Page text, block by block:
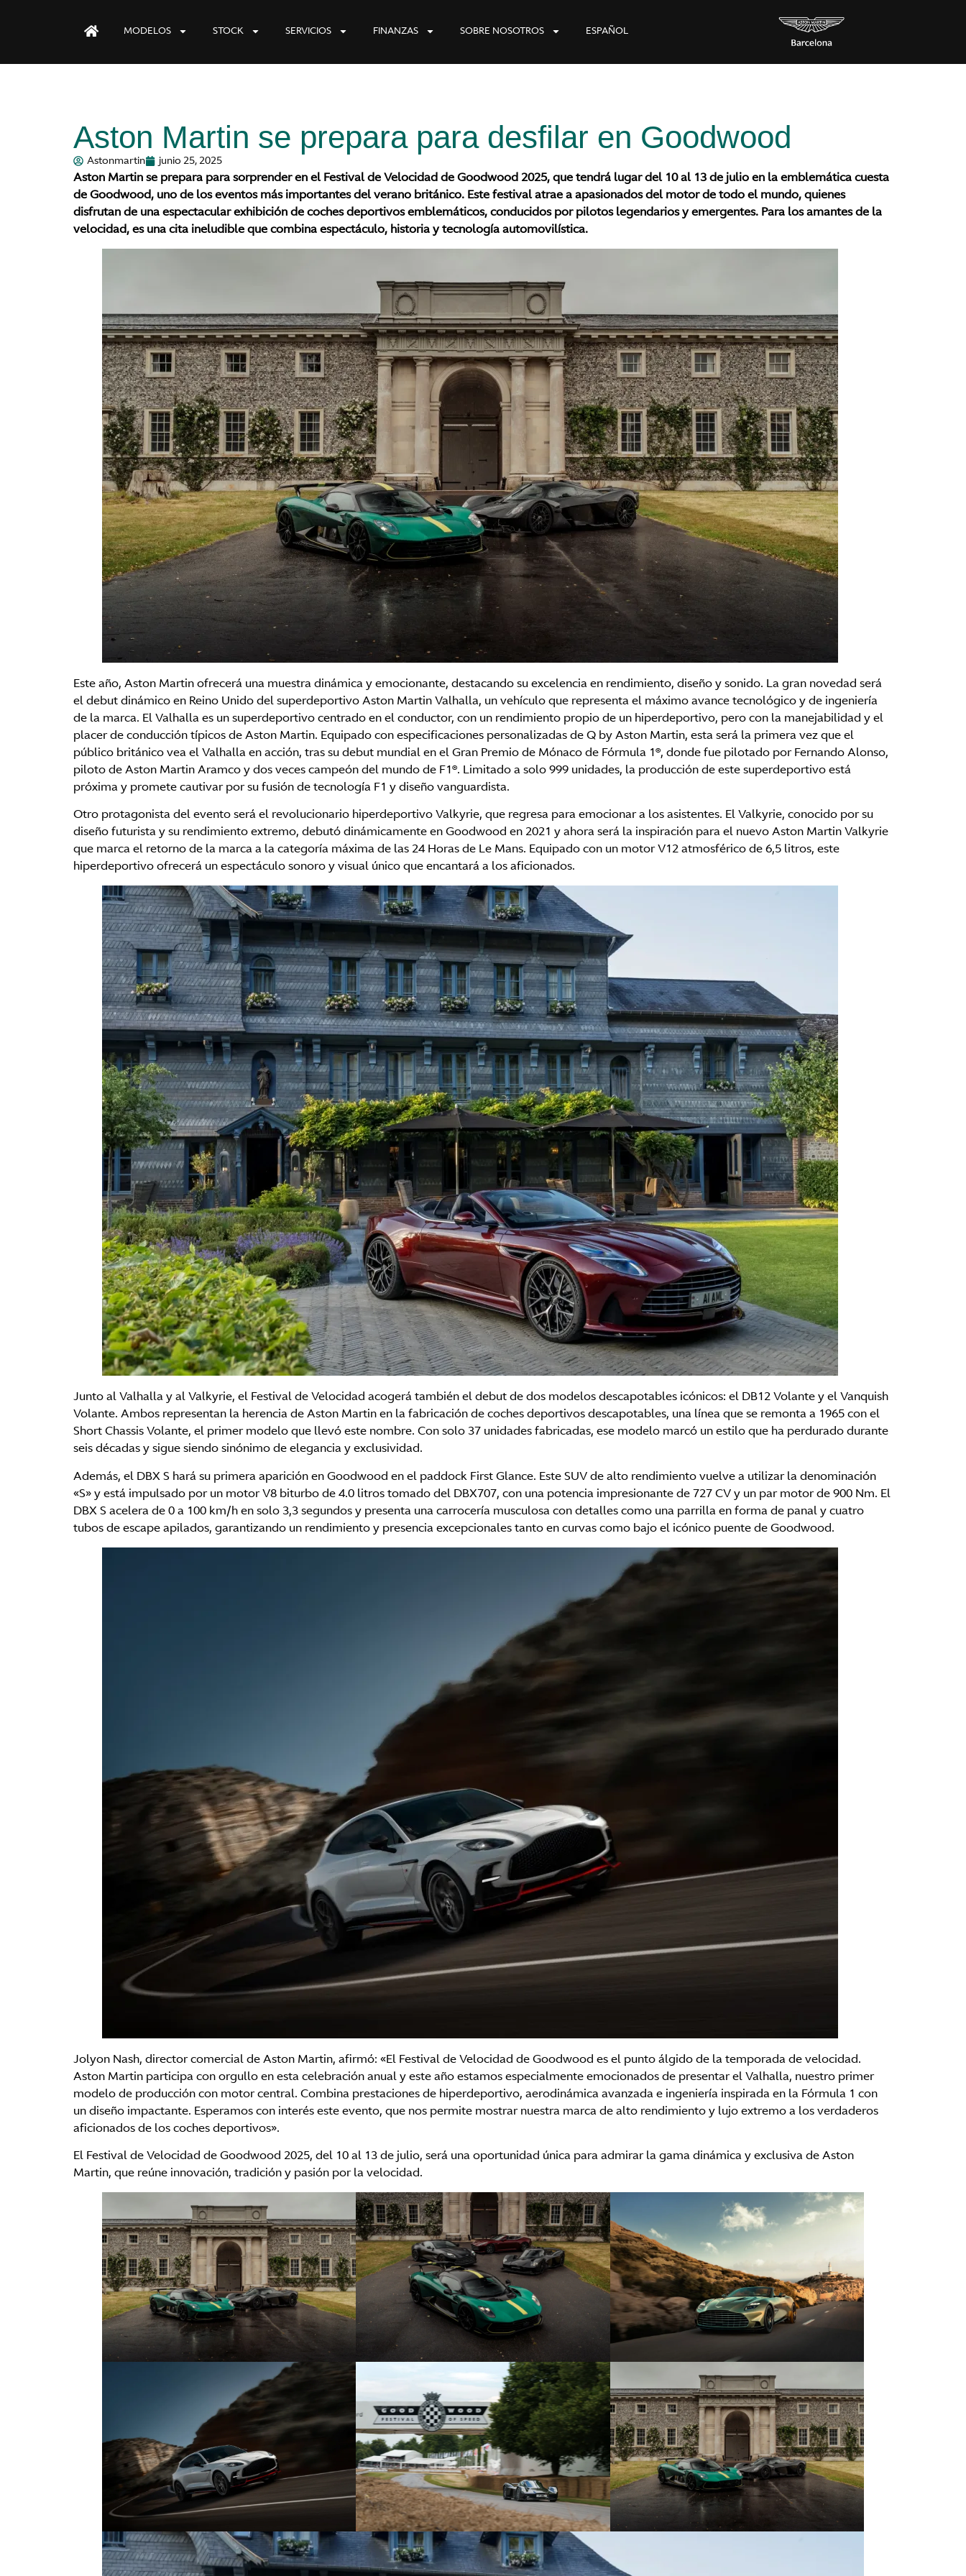
MODELOS STOCK SERVICIOS FINANZAS SOBRE NOSOTROS ESPAÑOL
Aston Martin se prepara para desfilar en Goodwood
Astonmartin junio 25, 2025
Aston Martin se prepara para sorprender en el Festival de Velocidad de Goodwood 2025, que tendrá lugar del 10 al 13 de julio en la emblemática cuesta
de Goodwood, uno de los eventos más importantes del verano británico. Este festival atrae a apasionados del motor de todo el mundo, quienes
disfrutan de una espectacular exhibición de coches deportivos emblemáticos, conducidos por pilotos legendarios y emergentes. Para los amantes de la
velocidad, es una cita ineludible que combina espectáculo, historia y tecnología automovilística.
Este año, Aston Martin ofrecerá una muestra dinámica y emocionante, destacando su excelencia en rendimiento, diseño y sonido. La gran novedad será
el debut dinámico en Reino Unido del superdeportivo Aston Martin Valhalla, un vehículo que representa el máximo avance tecnológico y de ingeniería
de la marca. El Valhalla es un superdeportivo centrado en el conductor, con un rendimiento propio de un hiperdeportivo, pero con la manejabilidad y el
placer de conducción típicos de Aston Martin. Equipado con especificaciones personalizadas de Q by Aston Martin, esta será la primera vez que el
público británico vea el Valhalla en acción, tras su debut mundial en el Gran Premio de Mónaco de Fórmula 1®, donde fue pilotado por Fernando Alonso,
piloto de Aston Martin Aramco y dos veces campeón del mundo de F1®. Limitado a solo 999 unidades, la producción de este superdeportivo está
próxima y promete cautivar por su fusión de tecnología F1 y diseño vanguardista.
Otro protagonista del evento será el revolucionario hiperdeportivo Valkyrie, que regresa para emocionar a los asistentes. El Valkyrie, conocido por su
diseño futurista y su rendimiento extremo, debutó dinámicamente en Goodwood en 2021 y ahora será la inspiración para el nuevo Aston Martin Valkyrie
que marca el retorno de la marca a la categoría máxima de las 24 Horas de Le Mans. Equipado con un motor V12 atmosférico de 6,5 litros, este
hiperdeportivo ofrecerá un espectáculo sonoro y visual único que encantará a los aficionados.
Junto al Valhalla y al Valkyrie, el Festival de Velocidad acogerá también el debut de dos modelos descapotables icónicos: el DB12 Volante y el Vanquish
Volante. Ambos representan la herencia de Aston Martin en la fabricación de coches deportivos descapotables, una línea que se remonta a 1965 con el
Short Chassis Volante, el primer modelo que llevó este nombre. Con solo 37 unidades fabricadas, ese modelo marcó un estilo que ha perdurado durante
seis décadas y sigue siendo sinónimo de elegancia y exclusividad.
Además, el DBX S hará su primera aparición en Goodwood en el paddock First Glance. Este SUV de alto rendimiento vuelve a utilizar la denominación
«S» y está impulsado por un motor V8 biturbo de 4.0 litros tomado del DBX707, con una potencia impresionante de 727 CV y un par motor de 900 Nm. El
DBX S acelera de 0 a 100 km/h en solo 3,3 segundos y presenta una carrocería musculosa con detalles como una parrilla en forma de panal y cuatro
tubos de escape apilados, garantizando un rendimiento y presencia excepcionales tanto en curvas como bajo el icónico puente de Goodwood.
Jolyon Nash, director comercial de Aston Martin, afirmó: «El Festival de Velocidad de Goodwood es el punto álgido de la temporada de velocidad.
Aston Martin participa con orgullo en esta celebración anual y este año estamos especialmente emocionados de presentar el Valhalla, nuestro primer
modelo de producción con motor central. Combina prestaciones de hiperdeportivo, aerodinámica avanzada e ingeniería inspirada en la Fórmula 1 con
un diseño impactante. Esperamos con interés este evento, que nos permite mostrar nuestra marca de alto rendimiento y lujo extremo a los verdaderos
aficionados de los coches deportivos».
El Festival de Velocidad de Goodwood 2025, del 10 al 13 de julio, será una oportunidad única para admirar la gama dinámica y exclusiva de Aston
Martin, que reúne innovación, tradición y pasión por la velocidad.